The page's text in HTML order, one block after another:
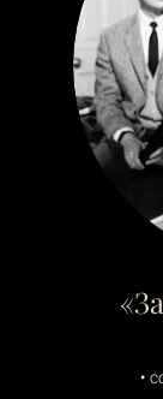
•